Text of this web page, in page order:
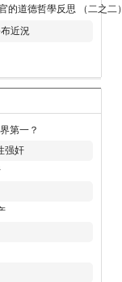
的道德哲學反思 （二之二）
近況
第一？
强奸